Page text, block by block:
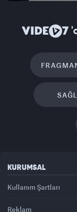
KURUMSAL
Kullanım Şartları
Reklam